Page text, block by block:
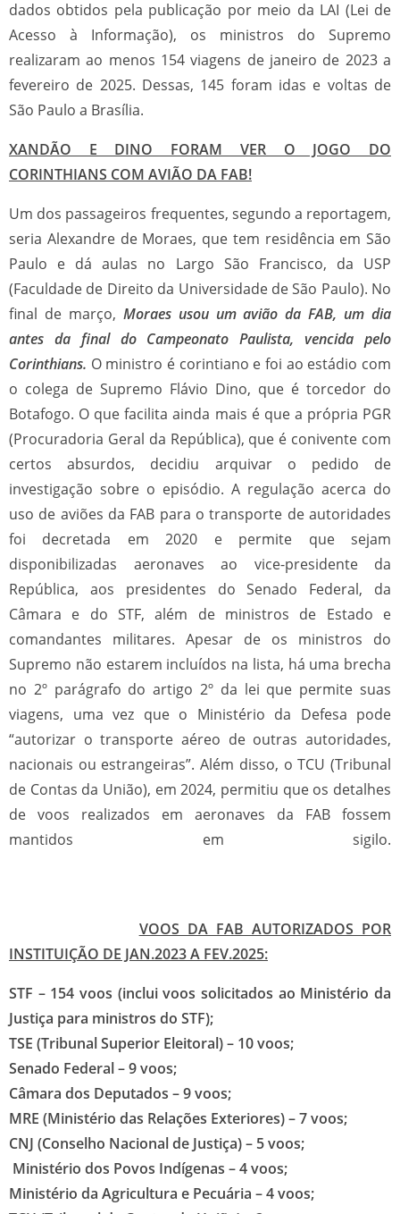
dados obtidos pela publicação por meio da LAI (Lei de
Acesso à Informação), os ministros do Supremo
realizaram ao menos 154 viagens de janeiro de 2023 a
fevereiro de 2025. Dessas, 145 foram idas e voltas de
São Paulo a Brasília.
XANDÃO E DINO FORAM VER O JOGO DO
CORINTHIANS COM AVIÃO DA FAB!
Um dos passageiros frequentes, segundo a reportagem,
seria Alexandre de Moraes, que tem residência em São
Paulo e dá aulas no Largo São Francisco, da USP
(Faculdade de Direito da Universidade de São Paulo). No
final de março, Moraes usou um avião da FAB, um dia
antes da final do Campeonato Paulista, vencida pelo
Corinthians. O ministro é corintiano e foi ao estádio com
o colega de Supremo Flávio Dino, que é torcedor do
Botafogo. O que facilita ainda mais é que a própria PGR
(Procuradoria Geral da República), que é conivente com
certos absurdos, decidiu arquivar o pedido de
investigação sobre o episódio. A regulação acerca do
uso de aviões da FAB para o transporte de autoridades
foi decretada em 2020 e permite que sejam
disponibilizadas aeronaves ao vice-presidente da
República, aos presidentes do Senado Federal, da
Câmara e do STF, além de ministros de Estado e
comandantes militares. Apesar de os ministros do
Supremo não estarem incluídos na lista, há uma brecha
no 2º parágrafo do artigo 2º da lei que permite suas
viagens, uma vez que o Ministério da Defesa pode
“autorizar o transporte aéreo de outras autoridades,
nacionais ou estrangeiras”. Além disso, o TCU (Tribunal
de Contas da União), em 2024, permitiu que os detalhes
de voos realizados em aeronaves da FAB fossem
mantidos em sigilo.
VOOS DA FAB AUTORIZADOS POR
INSTITUIÇÃO DE JAN.2023 A FEV.2025:
STF – 154 voos (inclui voos solicitados ao Ministério da
Justiça para ministros do STF);
TSE (Tribunal Superior Eleitoral) – 10 voos;
Senado Federal – 9 voos;
Câmara dos Deputados – 9 voos;
MRE (Ministério das Relações Exteriores) – 7 voos;
CNJ (Conselho Nacional de Justiça) – 5 voos;
Ministério dos Povos Indígenas – 4 voos;
Ministério da Agricultura e Pecuária – 4 voos;